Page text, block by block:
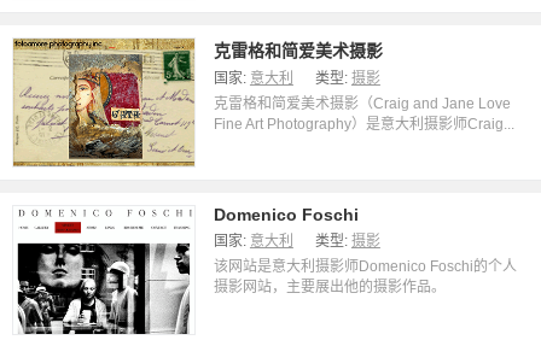
克雷格和简爱美术摄影
国家: 意大利 类型: 摄影
克雷格和简爱美术摄影（Craig and Jane Love
Fine Art Photography）是意大利摄影师Craig...
Domenico Foschi
国家: 意大利 类型: 摄影
该网站是意大利摄影师Domenico Foschi的个人
摄影网站，主要展出他的摄影作品。